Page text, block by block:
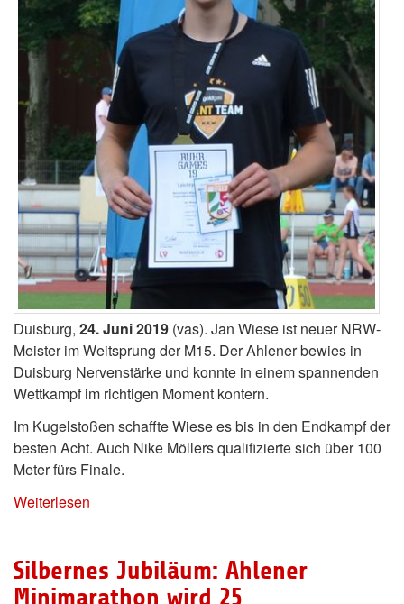
Duisburg, 24. Juni 2019 (vas). Jan Wiese ist neuer NRW-
Meister im Weitsprung der M15. Der Ahlener bewies in
Duisburg Nervenstärke und konnte in einem spannenden
Wettkampf im richtigen Moment kontern.
Im Kugelstoßen schaffte Wiese es bis in den Endkampf der
besten Acht. Auch Nike Möllers qualifizierte sich über 100
Meter fürs Finale.
Weiterlesen
Silbernes Jubiläum: Ahlener
Minimarathon wird 25